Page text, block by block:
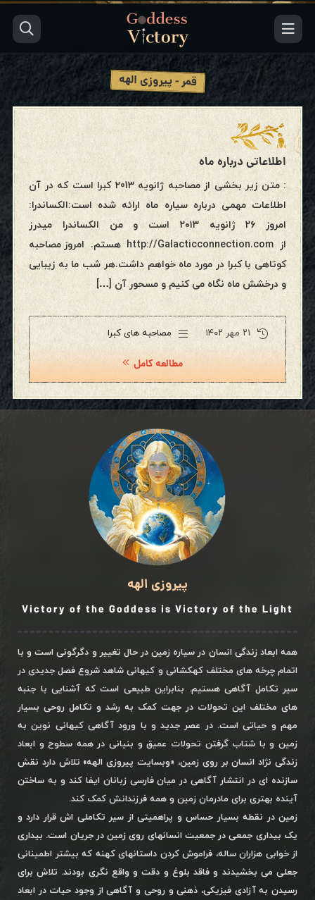
قمر - پیروزی الهه
اطلاعاتی درباره ماه
: متن زیر بخشی از مصاحبه ژانویه 2013 کبرا است که در آن
اطلاعات مهمی درباره سیاره ماه ارائه شده است:الکساندرا:
امروز ۲۶ ژانویه ۲۰۱۳ است و من الکساندرا میدرز
از http://Galacticconnection.com هستم. امروز مصاحبه
کوتاهی با کبرا در مورد ماه خواهم داشت.هر شب ما به زیبایی
و درخشش ماه نگاه می کنیم و مسحور آن […]
۲۱ مهر ۱۴۰۲ مصاحبه های کبرا
مطالعه کامل
پیروزی الهه
Victory of the Goddess is Victory of the Light
همه ابعاد زندگی انسان در سیاره زمین در حال تغییر و دگرگونی است و با
اتمام چرخه های مختلف کهکشانی و کیهانی شاهد شروع فصل جدیدی در
سیر تکامل آگاهی هستیم. بنابراین طبیعی است که آشنایی با جنبه
های مختلف این تحولات در جهت کمک به رشد و تکامل روحی بسیار
مهم و حیاتی است. در عصر جدید و با ورود آگاهی کیهانی نوین به
زمین و با شتاب گرفتن تحولات عمیق و بنیانی در همه سطوح و ابعاد
زندگی نژاد انسان بر روی زمین، «وبسایت پیروزی الهه» تلاش دارد نقش
سازنده ای در انتشار آگاهی در میان فارسی زبانان ایفا کند و به ساختن
آینده بهتری برای مادرمان زمین و همه فرزندانش کمک کند.
زمین در نقطه بسیار حساس و پراهمیتی از سیر تکاملی اش قرار دارد و
یک بیداری جمعی در جمعیت انسانهای روی زمین در جریان است. بیداری
از خوابی هزاران ساله، فراموش کردن داستانهای کهنه که بیشتر اطمینانی
جعلی می بخشیدند و فاقد بلوغ و دقت و واقع نگری بودند. تلاش برای
رسیدن به آزادی فیزیکی، ذهنی و روحی و آگاهی از وجود حیات در ابعاد